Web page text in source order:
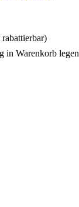
in Warenkorb legen